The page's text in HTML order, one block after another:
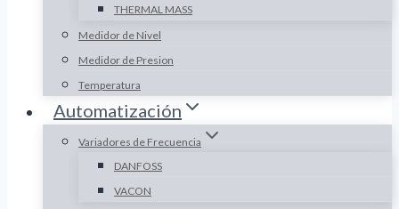
THERMAL MASS
Medidor de Nivel
Medidor de Presion
Temperatura
Automatización
Variadores de Frecuencia
DANFOSS
VACON